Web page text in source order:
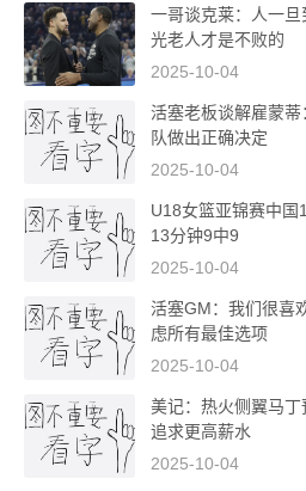
一哥谈克莱：人一
光老人才是不败的
2025-10-04
活塞老板谈解雇蒙
队做出正确决定
2025-10-04
U18女篮亚锦赛中
13分钟9中9
2025-10-04
活塞GM：我们很喜
虑所有最佳选项
2025-10-04
美记：热火侧翼马
追求更高薪水
2025-10-04